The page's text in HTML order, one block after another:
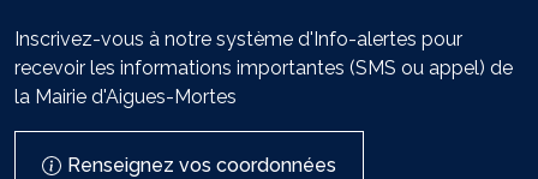
Inscrivez-vous à notre système d'Info-alertes pour
recevoir les informations importantes (SMS ou appel) de
la Mairie d'Aigues-Mortes
Renseignez vos coordonnées